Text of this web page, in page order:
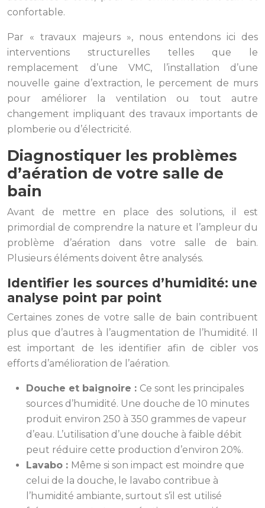
confortable.
Par « travaux majeurs », nous entendons ici des
interventions structurelles telles que le
remplacement d’une VMC, l’installation d’une
nouvelle gaine d’extraction, le percement de murs
pour améliorer la ventilation ou tout autre
changement impliquant des travaux importants de
plomberie ou d’électricité.
Diagnostiquer les problèmes
d’aération de votre salle de
bain
Avant de mettre en place des solutions, il est
primordial de comprendre la nature et l’ampleur du
problème d’aération dans votre salle de bain.
Plusieurs éléments doivent être analysés.
Identifier les sources d’humidité: une
analyse point par point
Certaines zones de votre salle de bain contribuent
plus que d’autres à l’augmentation de l’humidité. Il
est important de les identifier afin de cibler vos
efforts d’amélioration de l’aération.
Douche et baignoire : Ce sont les principales
sources d’humidité. Une douche de 10 minutes
produit environ 250 à 350 grammes de vapeur
d’eau. L’utilisation d’une douche à faible débit
peut réduire cette production d’environ 20%.
Lavabo : Même si son impact est moindre que
celui de la douche, le lavabo contribue à
l’humidité ambiante, surtout s’il est utilisé